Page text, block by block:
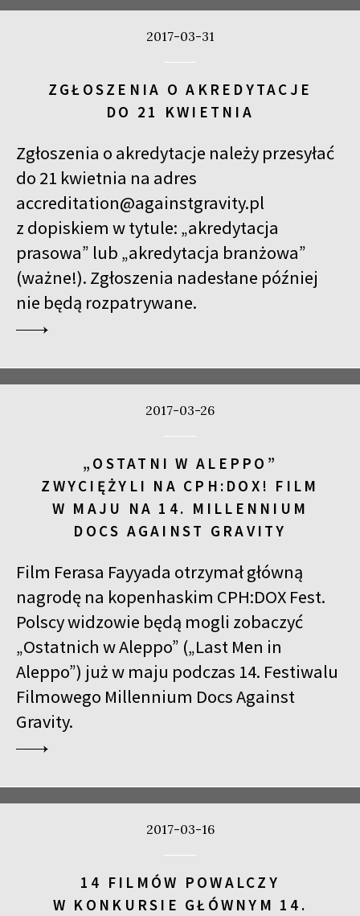
2017-03-31
ZGŁOSZENIA O AKREDYTACJE
DO 21 KWIETNIA
Zgłoszenia o akredytacje należy przesyłać
do 21 kwietnia na adres
accreditation@againstgravity.pl
z dopiskiem w tytule: „akredytacja
prasowa” lub „akredytacja branżowa”
(ważne!). Zgłoszenia nadesłane później
nie będą rozpatrywane.
2017-03-26
„OSTATNI W ALEPPO”
ZWYCIĘŻYLI NA CPH:DOX! FILM
W MAJU NA 14. MILLENNIUM
DOCS AGAINST GRAVITY
Film Ferasa Fayyada otrzymał główną
nagrodę na kopenhaskim CPH:DOX Fest.
Polscy widzowie będą mogli zobaczyć
„Ostatnich w Aleppo” („Last Men in
Aleppo”) już w maju podczas 14. Festiwalu
Filmowego Millennium Docs Against
Gravity.
2017-03-16
14 FILMÓW POWALCZY
W KONKURSIE GŁÓWNYM 14.